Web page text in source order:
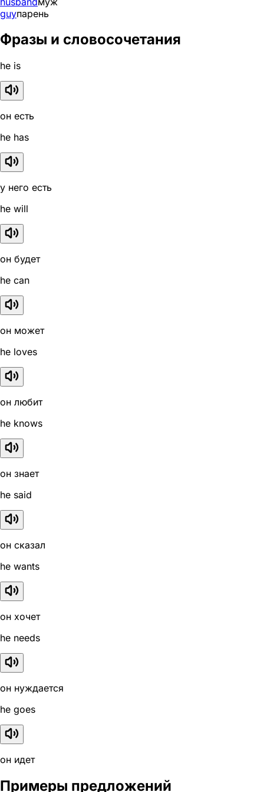
guyпарень
Фразы и словосочетания
he is
он есть
he has
у него есть
he will
он будет
he can
он может
he loves
он любит
he knows
он знает
he said
он сказал
he wants
он хочет
he needs
он нуждается
he goes
он идет
Примеры предложений